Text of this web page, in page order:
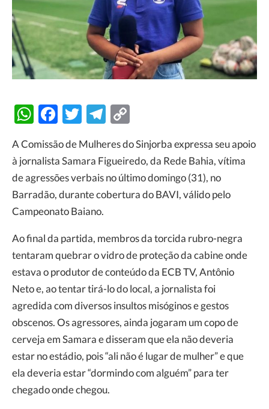
WhatsApp
Facebook
TwitterTelegram
A Comissão de Mulheres do Sinjorba expressa seu apoio
à jornalista Samara Figueiredo, da Rede Bahia, vítima
de agressões verbais no último domingo (31), no
Barradão, durante cobertura do BAVI, válido pelo
Campeonato Baiano.
Ao final da partida, membros da torcida rubro-negra
tentaram quebrar o vidro de proteção da cabine onde
estava o produtor de conteúdo da ECB TV, Antônio
Neto e, ao tentar tirá-lo do local, a jornalista foi
agredida com diversos insultos misóginos e gestos
obscenos. Os agressores, ainda jogaram um copo de
cerveja em Samara e disseram que ela não deveria
estar no estádio, pois “ali não é lugar de mulher” e que
ela deveria estar “dormindo com alguém” para ter
chegado onde chegou.